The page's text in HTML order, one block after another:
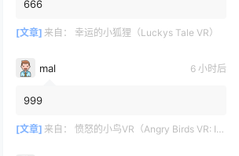
666
[文章] 来自： 幸运的小狐狸（Luckys Tale VR）
mal 6 小时后
999
[文章] 来自： 愤怒的小鸟VR（Angry Birds VR: Isle of Pigs）